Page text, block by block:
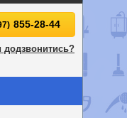
855-28-44
додзвонитись?